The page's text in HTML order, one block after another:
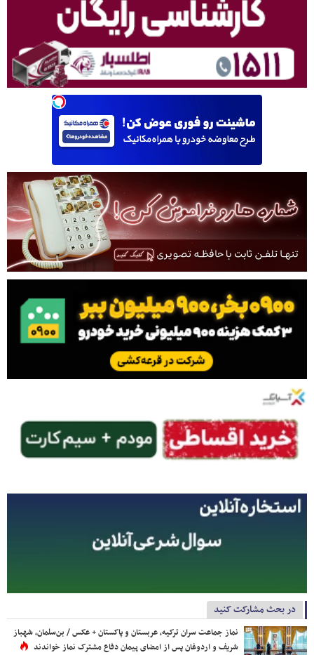
در بحث مشارکت کنید
نماز جماعت سران ترکیه، عربستان و پاکستان + عکس / بن‌سلمان، شهباز
شریف و اردوغان پس از امضای پیمان دفاع مشترک نماز خواندند